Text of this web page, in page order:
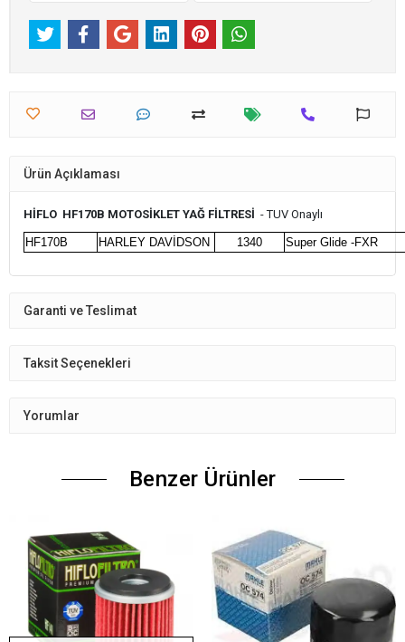
Ürün Açıklaması
HİFLO HF170B MOTOSİKLET YAĞ FİLTRESİ - TUV Onaylı
HF170B HARLEY DAVİDSON 1340 Super Glide -FXR
Garanti ve Teslimat
Taksit Seçenekleri
Yorumlar
Benzer Ürünler